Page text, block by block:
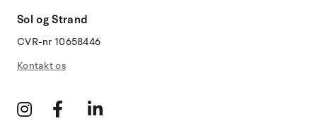
Sol og Strand
CVR-nr 10658446
Kontakt os